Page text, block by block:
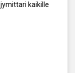
kaikille